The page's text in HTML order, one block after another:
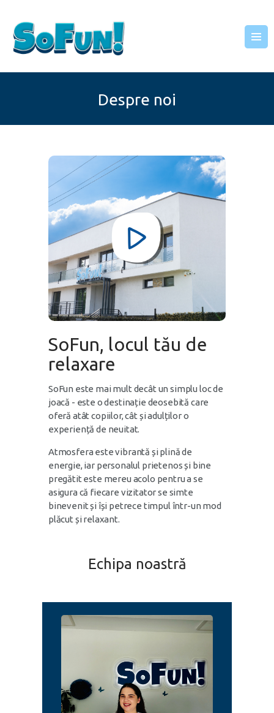
Despre noi
SOFUN
Locul de relaxare al familiei tale!
DESPRE NOI
SERVICII
ATELIERE
REZERVĂRI
CONTACT
GALERIE
BLOG
SoFun, locul tău de
relaxare
SoFun este mai mult decât un simplu loc de
joacă - este o destinație deosebită care
oferă atât copiilor, cât și adulților o
experiență de neuitat.
Atmosfera este vibrantă și plină de
energie, iar personalul prietenos și bine
pregătit este mereu acolo pentru a se
asigura că fiecare vizitator se simte
binevenit și își petrece timpul într-un mod
plăcut și relaxant.
Echipa noastră